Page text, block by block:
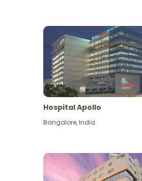
Hospital Apollo
Bangalore,India